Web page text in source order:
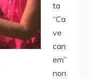
ta
“Ca
ve
can
em”
non